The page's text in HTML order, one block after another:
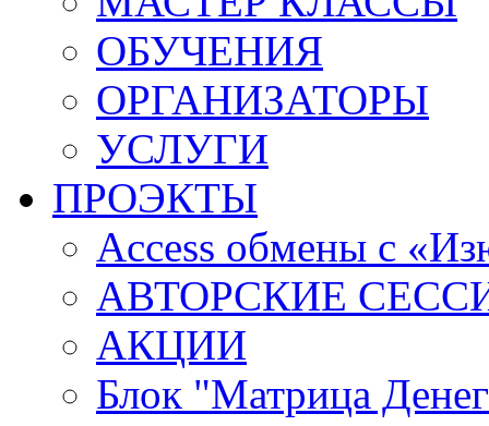
ОБУЧЕНИЯ
ОРГАНИЗАТОРЫ
УСЛУГИ
ПРОЭКТЫ
Access обмены с
АВТОРСКИЕ
АКЦИИ
Блок "Матрица